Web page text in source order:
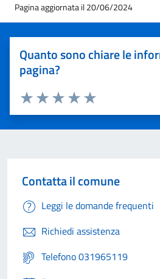
Pagina aggiornata il 20/06/2024
Quanto sono chiare le
pagina?
Valuta 5 stelle su
Valuta 4 stelle su 5
Valuta 3 stelle su 5
Valuta 2 stelle su 5
Valuta 1 stelle su 5
Contatta il comune
Leggi le domande frequenti
Richiedi assistenza
Telefono 031965119